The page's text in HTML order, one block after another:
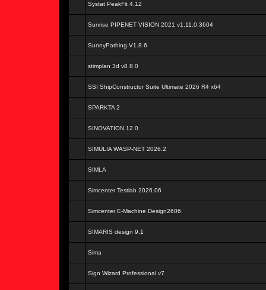
Systat PeakFit 4.12
Sunrise PIPENET VISION 2021 v1.11.0.3604
SunnyPathing V1.8.6
stimplan 3d v8 8.0
SSI ShipConstructor Suite Ultimate 2026 R4 x64
SPARKTA 2
SINOVATION 12.0
SIMULIA WASP-NET 2026.2
SIMLA
Simcenter Testlab 2026.06
Simcenter E-Machine Design2606
SIMARIS design 9.1
Sima
Sign Wizard Professional v7